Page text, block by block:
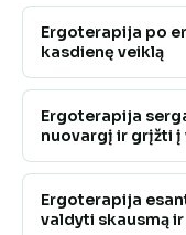
Ergoterapija po
kasdienę veiklą
Ergoterapija
nuovargį ir grįžti į
Ergoterapija
valdyti skausmą